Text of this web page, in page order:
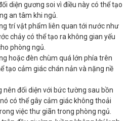
diện gương soi vì điều này có thể tạo
an tâm khi ngủ.
trí vật phẩm liên quan tới nước như
chảy có thể tạo ra không gian yếu
phòng ngủ.
hoặc đèn chùm quá lớn phía trên
tạo cảm giác chán nản và nặng nề
nên đối diện với bức tường sau bồn
có thể gây cảm giác không thoải
việc thư giãn trong phòng ngủ.